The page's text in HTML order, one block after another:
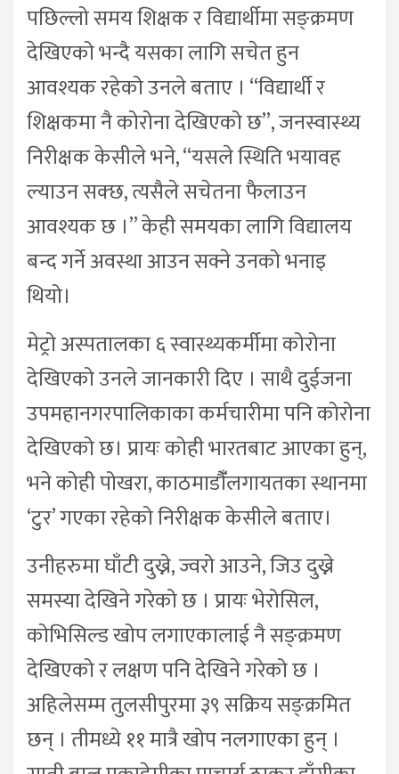
पछिल्लो समय शिक्षक र विद्यार्थीमा सङ्क्रमण
देखिएको भन्दै यसका लागि सचेत हुन
आवश्यक रहेको उनले बताए । “विद्यार्थी र
शिक्षकमा नै कोरोना देखिएको छ”, जनस्वास्थ्य
निरीक्षक केसीले भने, “यसले स्थिति भयावह
ल्याउन सक्छ, त्यसैले सचेतना फैलाउन
आवश्यक छ ।” केही समयका लागि विद्यालय
बन्द गर्ने अवस्था आउन सक्ने उनको भनाइ
थियो।
मेट्रो अस्पतालका ६ स्वास्थ्यकर्मीमा कोरोना
देखिएको उनले जानकारी दिए । साथै दुईजना
उपमहानगरपालिकाका कर्मचारीमा पनि कोरोना
देखिएको छ। प्रायः कोही भारतबाट आएका हुन्,
भने कोही पोखरा, काठमाडौंँलगायतका स्थानमा
‘टुर’ गएका रहेको निरीक्षक केसीले बताए।
उनीहरुमा घाँटी दुख्ने, ज्वरो आउने, जिउ दुख्ने
समस्या देखिने गरेको छ । प्रायः भेरोसिल,
कोभिसिल्ड खोप लगाएकालाई नै सङ्क्रमण
देखिएको र लक्षण पनि देखिने गरेको छ ।
अहिलेसम्म तुलसीपुरमा ३९ सक्रिय सङ्क्रमित
छन् । तीमध्ये ११ मात्रै खोप नलगाएका हुन् ।